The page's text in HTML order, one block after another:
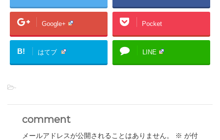
Google+ Pocket
B! はてブ LINE
-
comment
メールアドレスが公開されることはありません。 ※ が付